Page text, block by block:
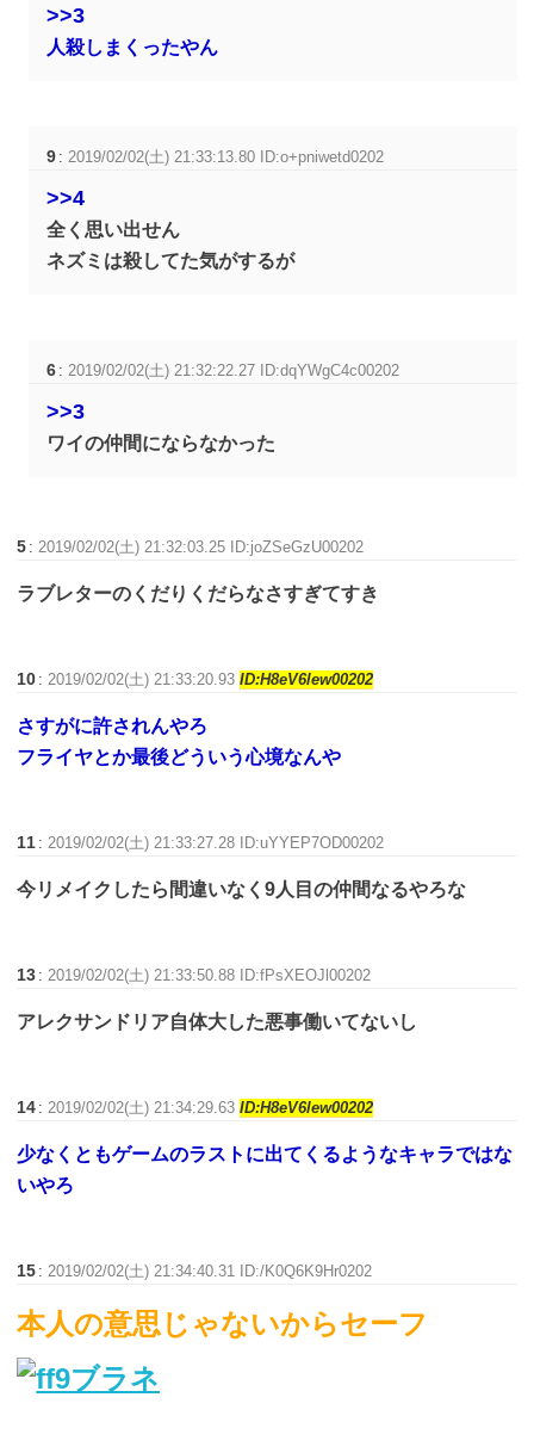
>>3
人殺しまくったやん
9 : 2019/02/02(土) 21:33:13.80 ID:o+pniwetd0202
>>4
全く思い出せん
ネズミは殺してた気がするが
6 : 2019/02/02(土) 21:32:22.27 ID:dqYWgC4c00202
>>3
ワイの仲間にならなかった
5 : 2019/02/02(土) 21:32:03.25 ID:joZSeGzU00202
ラブレターのくだりくだらなさすぎてすき
10 : 2019/02/02(土) 21:33:20.93ID:H8eV6lew00202
さすがに許されんやろ
フライヤとか最後どういう心境なんや
11 : 2019/02/02(土) 21:33:27.28 ID:uYYEP7OD00202
今リメイクしたら間違いなく9人目の仲間なるやろな
13 : 2019/02/02(土) 21:33:50.88 ID:fPsXEOJl00202
アレクサンドリア自体大した悪事働いてないし
14 : 2019/02/02(土) 21:34:29.63ID:H8eV6lew00202
少なくともゲームのラストに出てくるようなキャラではな
いやろ
15 : 2019/02/02(土) 21:34:40.31 ID:/K0Q6K9Hr0202
本人の意思じゃないからセーフ